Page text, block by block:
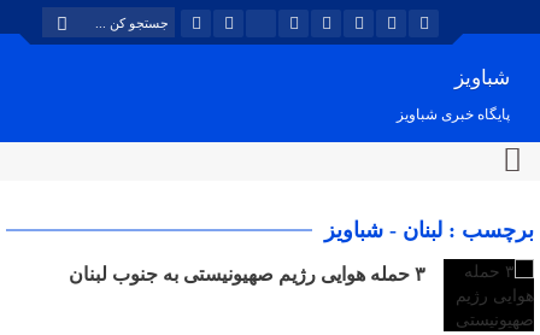
شباویز
پایگاه خبری شباویز
برچسب : لبنان - شباویز
۳ حمله هوایی رژیم صهیونیستی به جنوب لبنان